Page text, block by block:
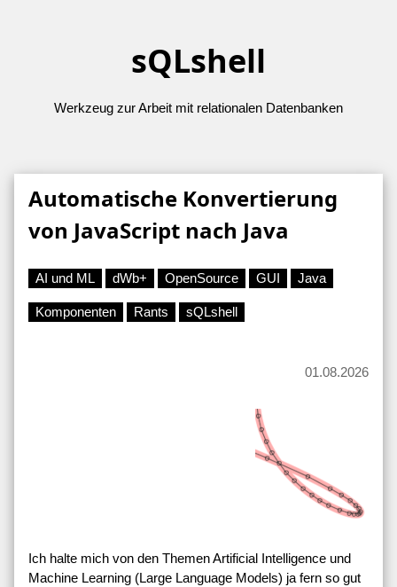
sQLshell
Werkzeug zur Arbeit mit relationalen Datenbanken
Automatische Konvertierung
von JavaScript nach Java
AI und ML dWb+ OpenSource GUI Java
Komponenten Rants sQLshell
01.08.2026
Ich halte mich von den Themen Artificial Intelligence und
Machine Learning (Large Language Models) ja fern so gut